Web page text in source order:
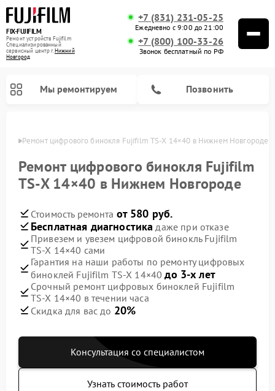
FIX-FUJIFILM
Ремонт устройств Fujifilm
Специализированный
cервисный центр г.Нижний
Новгород
+7 (831) 231-05-25
Ежедневно с 9:00 до 21:00
+7 (800) 100-33-26
Звонок бесплатный по РФ
Мы ремонтируем Позвонить
Ремонт цифрового бинокля Fujifilm TS‑X 14×40 в Нижнем Новгороде
Ремонт цифрового бинокля Fujifilm
TS‑X 14×40 в Нижнем Новгороде
Стоимость ремонта от 580 руб.
Бесплатная диагностика даже при отказе
Привезем и увезем цифровой бинокль Fujifilm
TS‑X 14×40 сами
Гарантия на наши работы по ремонту цифровых
биноклей Fujifilm TS‑X 14×40до 3-х лет
Срочный ремонт цифровых биноклей Fujifilm
TS‑X 14×40 в течении часа
Скидка для вас до 20%
Консультация со специалистом
Узнать стоимость работ